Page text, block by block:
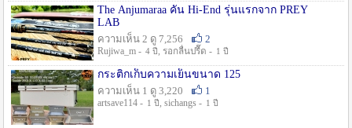
The Anjumaraa คัน Hi-End รุ่นแรกจาก PREY
LAB
ความเห็น 2 ดู 7,256
2
Rujiwa_m - 4 ปี , รอกลื่นปรื๊ด - 1 ปี
กระติกเก็บความเย็นขนาด 125
ความเห็น 1 ดู 3,220
1
artsave114 - 1 ปี , sichangs - 1 ปี